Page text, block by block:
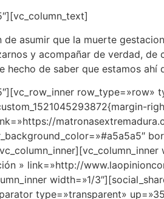
asumir que la muerte
y acompañar de verdad,
de saber que estamos
row_type=»row»
» link=»http://
width=»1/
type=»transparent»